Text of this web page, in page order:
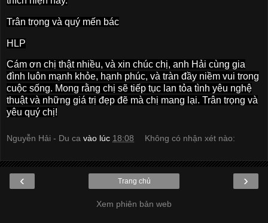
Trân trọng và quý mến bác
HLP
Cám ơn chị thật nhiều, và xin chúc chị, anh Hải cùng gia
đình luôn mạnh khỏe, hạnh phúc, và tràn đầy niềm vui trong
cuộc sống. Mong rằng chị sẽ tiếp tục lan tỏa tình yêu nghệ
thuật và những giá trị đẹp đẽ mà chị mang lại. Trân trọng và
yêu quý chị!
Nguyễn Hải - Du ca vào lúc 18:08 Không có nhận xét nào:
‹ ›
Trang chủ
Xem phiên bản web